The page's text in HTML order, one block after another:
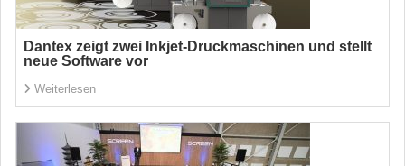
Dantex zeigt zwei Inkjet-Druckmaschinen und stellt
neue Software vor
Weiterlesen